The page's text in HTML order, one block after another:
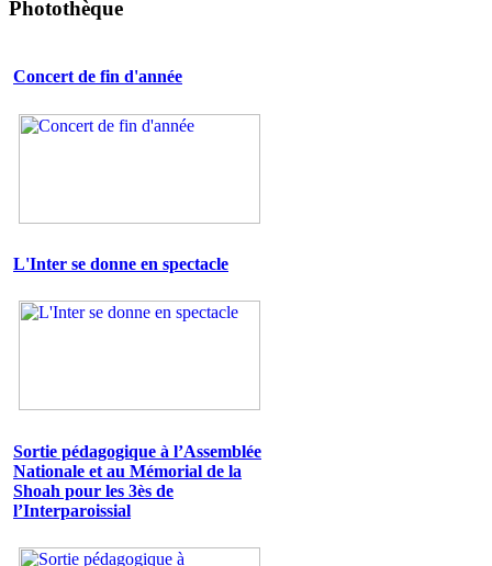
Photothèque
Concert de fin d'année
L'Inter se donne en spectacle
Sortie pédagogique à l’Assemblée
Nationale et au Mémorial de la
Shoah pour les 3ès de
l’Interparoissial